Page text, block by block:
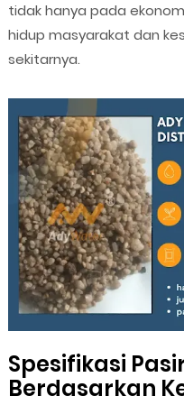
tidak hanya pada
hidup masyarakat dan
sekitarnya.
Spesifikasi
Berdasarkan